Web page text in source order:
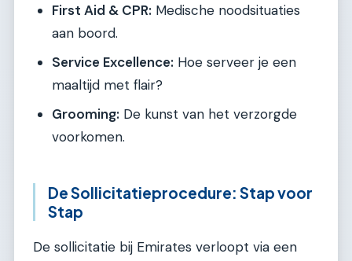
First Aid & CPR: Medische noodsituaties
aan boord.
Service Excellence: Hoe serveer je een
maaltijd met flair?
Grooming: De kunst van het verzorgde
voorkomen.
De Sollicitatieprocedure: Stap voor
Stap
De sollicitatie bij Emirates verloopt via een